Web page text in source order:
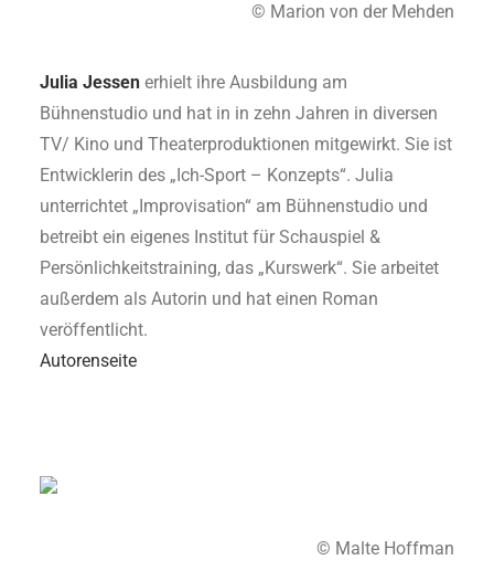
© Marion von der Mehden
Julia Jessen erhielt ihre Ausbildung am
Bühnenstudio und hat in in zehn Jahren in diversen
TV/ Kino und Theaterproduktionen mitgewirkt. Sie ist
Entwicklerin des „Ich-Sport – Konzepts“. Julia
unterrichtet „Improvisation“ am Bühnenstudio und
betreibt ein eigenes Institut für Schauspiel &
Persönlichkeitstraining, das „Kurswerk“. Sie arbeitet
außerdem als Autorin und hat einen Roman
veröffentlicht.
Autorenseite
© Malte Hoffman